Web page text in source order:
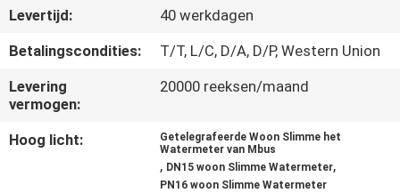
NIEUWS
VERZOEK
OM
EEN
Levertijd:
40 werkdagen
Betalingscondities:
T/T, L/C, D/A, D/P, Western Union
Levering
vermogen:
20000 reeksen/maand
Hoog licht:
Getelegrafeerde Woon Slimme het
Watermeter van Mbus
, DN15 woon Slimme Watermeter,
PN16 woon Slimme Watermeter